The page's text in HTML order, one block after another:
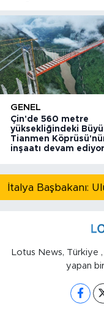
GENEL
Çin'de 560 metre
yüksekliğindeki
Tianmen
inşaatı devam ediyor
Lotus News, Türkiye
yapan